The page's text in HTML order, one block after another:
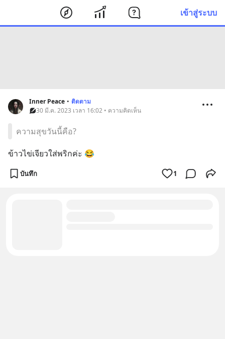
เข้าสู่ระบบ
Inner Peace • ติดตาม
30 มี.ค. 2023 เวลา 16:02 • ความคิดเห็น
ความสุขวันนี้คือ?
ข้าวไข่เจียวใส่พริกค่ะ 😂
บันทึก 1